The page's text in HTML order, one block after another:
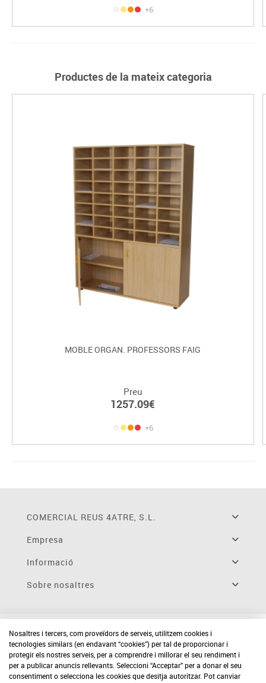
+6
Productes de la mateix categoria
MOBLE ORGAN. PROFESSORS FAIG
Preu
1257.09€
+6
COMERCIAL REUS 4ATRE, S.L.
Empresa
Informació
Sobre nosaltres
Nosaltres i tercers, com proveïdors de serveis, utilitzem cookies i
tecnologies similars (en endavant “cookies”) per tal de proporcionar i
protegir els nostres serveis, per a comprendre i millorar el seu rendiment i
per a publicar anuncis rellevants. Seleccioni “Acceptar” per a donar el seu
consentiment o selecciona les cookies que desitja autoritzar. Pot canviar